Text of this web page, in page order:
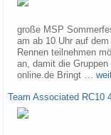
große MSP
am ab 10 Uhr auf
Rennen teilnehmen
an, damit die
online.de Bringt …
Team Associated RC10